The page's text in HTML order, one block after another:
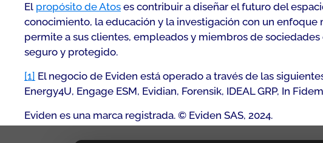
El propósito de Atos es contribuir a diseñar el futuro del
conocimiento, la educación y la investigación con un
permite a sus clientes, empleados y miembros de
seguro y protegido.
[1] El negocio de Eviden está operado a través de las
Energy4U, Engage ESM, Evidian, Forensik, IDEAL GRP, In
Eviden es una marca registrada. © Eviden SAS, 2024.